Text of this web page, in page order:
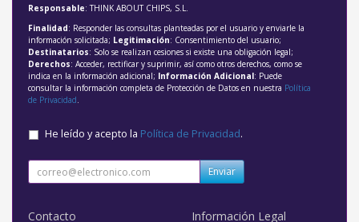
Responsable: THINK ABOUT CHIPS, S.L.
Finalidad: Responder las consultas planteadas por el usuario y enviarle la
información solicitada; Legitimación: Consentimiento del usuario;
Destinatarios: Solo se realizan cesiones si existe una obligación legal;
Derechos: Acceder, rectificar y suprimir, así como otros derechos, como se
indica en la información adicional; Información Adicional: Puede
consultar la información completa de Protección de Datos en nuestra Política
de Privacidad.
He leído y acepto la Política de Privacidad.
Enviar
Contacto Información Legal